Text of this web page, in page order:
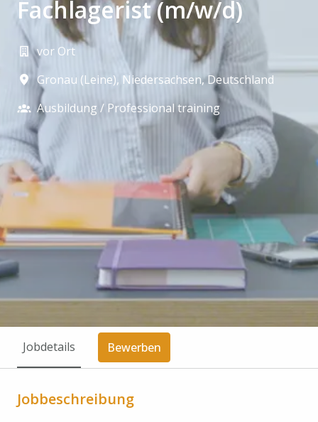
Fachlagerist (m/w/d)
vor Ort
Gronau (Leine), Niedersachsen,Deutschland
Ausbildung / Professional training
Jobdetails Bewerben
Jobbeschreibung